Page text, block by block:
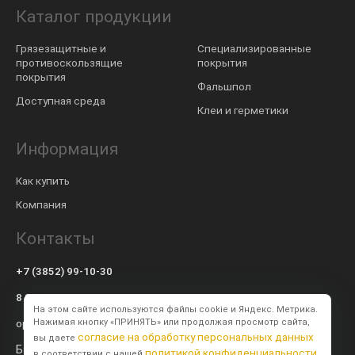
Каталог продукции
Грязезащитные и
противоскользящие
покрытия
Доступная среда
Специализированные
покрытия
Фальшпол
Клеи и герметики
Информация
Как купить
Компания
Контакты
+7 (3852) 99-10-30
8 800 600-57-94
op@modulsib.ru
Барнаул
На этом сайте используются файлы cookie и Яндекс. Метрика.
Нажимая кнопку «ПРИНЯТЬ» или продолжая просмотр сайта,
вы даете согласие на обработку персональных данных